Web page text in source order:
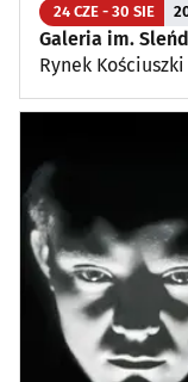
24 CZE - 30 SIE
Galeria im.
Rynek